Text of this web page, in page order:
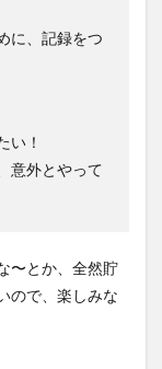
に、記録をつ
い！
意外とやって
〜とか、全然貯
ので、楽しみな